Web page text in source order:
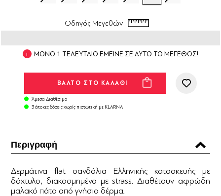
Οδηγός Μεγεθών
ΜΟΝΟ 1 ΤΕΛΕΥΤΑΙΟ ΕΜΕΙΝΕ ΣΕ ΑΥΤΟ ΤΟ ΜΕΓΕΘΟΣ!
Άμεσα Διαθέσιμο
3 άτοκες δόσεις χωρίς πιστωτική με KLARNA
Περιγραφή
Δερμάτινα flat σανδάλια Ελληνικής κατασκευής με
δάχτυλο, διακοσμημένα με strass. Διαθέτουν αφρώδη
μαλακό πάτο από γνήσιο δέρμα.